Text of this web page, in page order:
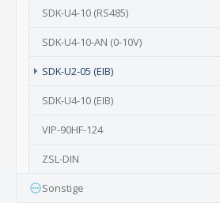
SDK-U4-10 (RS485)
SDK-U4-10-AN (0-10V)
SDK-U2-05 (EIB)(current)
SDK-U4-10 (EIB)
VIP-90HF-124
ZSL-DIN
Sonstige